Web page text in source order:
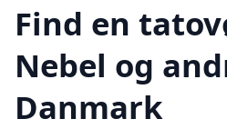
Find en
Nebel og
Danmark